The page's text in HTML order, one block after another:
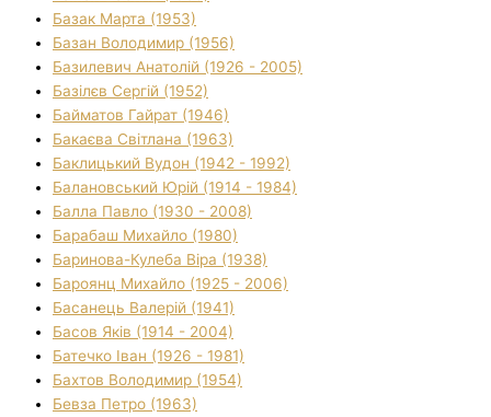
Базак Марта (1953)
Базан Володимир (1956)
Базилевич Анатолій (1926 - 2005)
Базілєв Сергій (1952)
Байматов Гайрат (1946)
Бакаєва Світлана (1963)
Баклицький Вудон (1942 - 1992)
Балановський Юрій (1914 - 1984)
Балла Павло (1930 - 2008)
Барабаш Михайло (1980)
Баринова-Кулеба Віра (1938)
Бароянц Михайло (1925 - 2006)
Басанець Валерій (1941)
Басов Яків (1914 - 2004)
Батечко Іван (1926 - 1981)
Бахтов Володимир (1954)
Бевза Петро (1963)